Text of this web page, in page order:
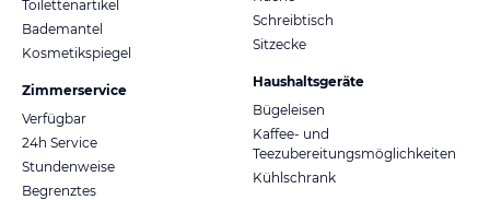
Toilettenartikel
Bademantel
Kosmetikspiegel
Zimmerservice
Verfügbar
24h Service
Stundenweise
Begrenztes
Schreibtisch
Sitzecke
Haushaltsgeräte
Bügeleisen
Kaffee- und
Teezubereitungsmöglichkeiten
Kühlschrank